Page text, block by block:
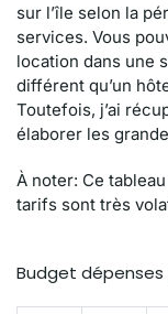
sur l’île selon la
services. Vous
location dans une
différent qu’un
Toutefois, j’ai
élaborer les
À noter: Ce
tarifs sont très
Budget dépenses